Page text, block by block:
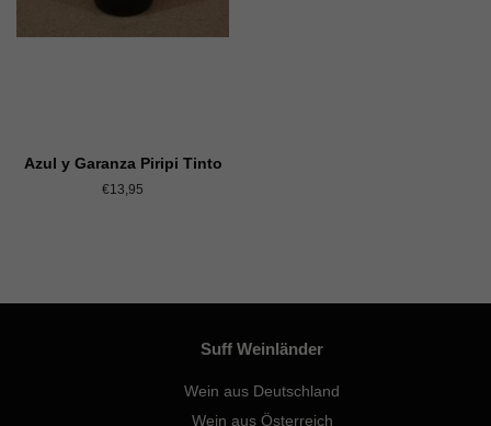
Azul y Garanza Piripi Tinto
Normaler
€13,95
Suff Weinländer
Wein aus Deutschland
Wein aus Österreich